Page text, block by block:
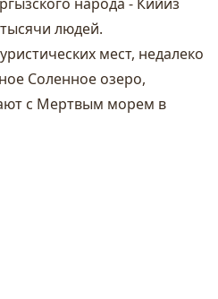
людей.
мест, недалеко
Соленное озеро,
с Мертвым морем в